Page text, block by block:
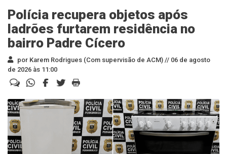
Polícia recupera objetos após
ladrões furtarem residência no
bairro Padre Cícero
por Karem Rodrigues (Com supervisão de ACM) // 06 de agosto
de 2026 às 11:00